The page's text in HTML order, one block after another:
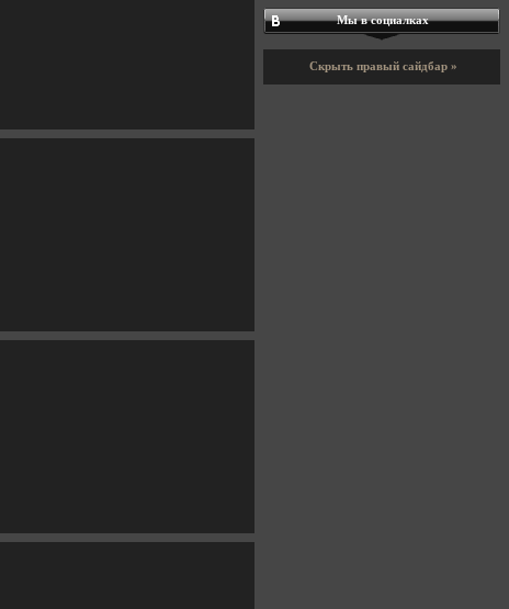
Мы в социалках
Скрыть правый сайдбар »